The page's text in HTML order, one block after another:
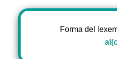
Forma del